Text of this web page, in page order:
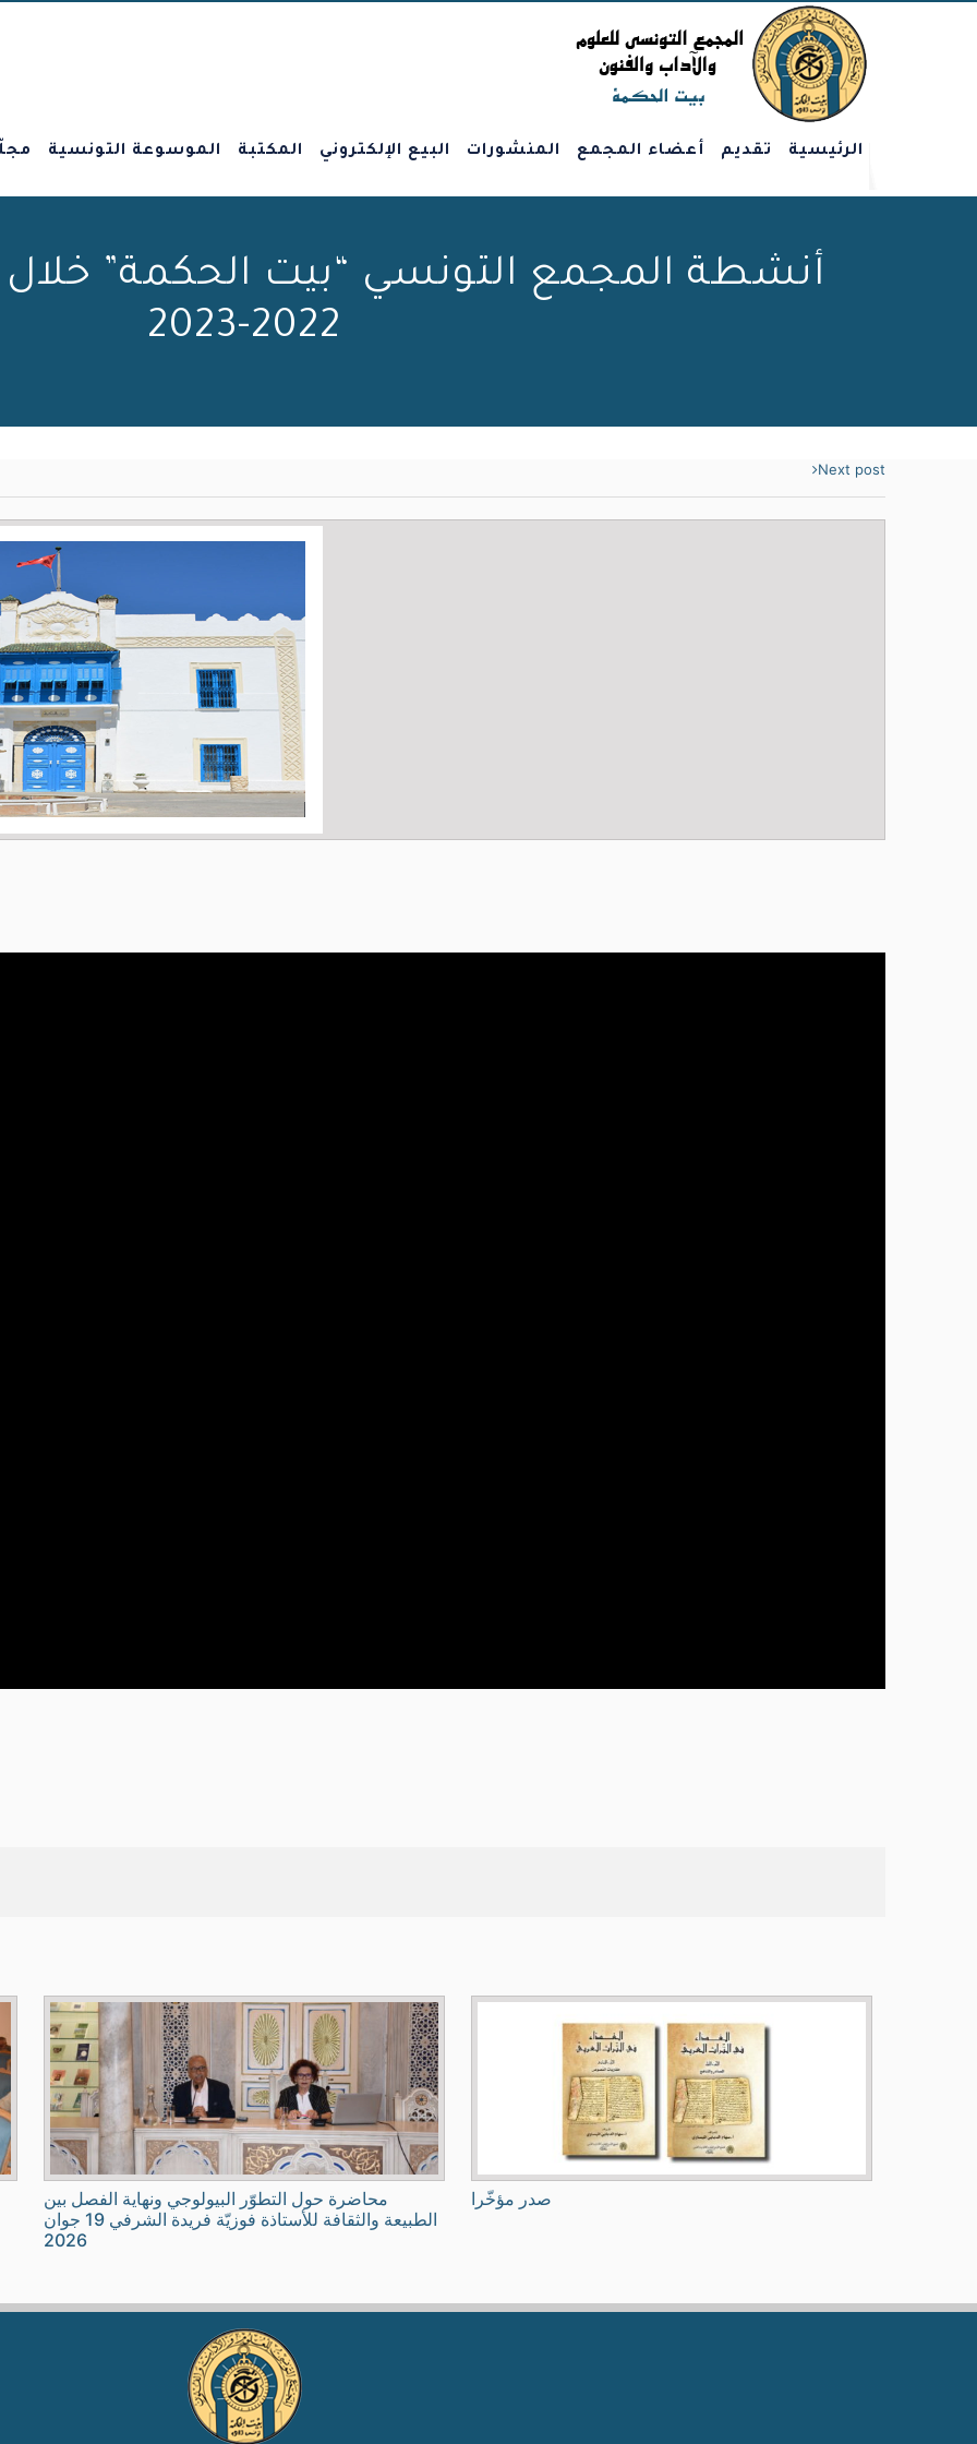
الرئيسية تقديم أعضاء المجمع المنشورات البيع الإلكتروني المكتبة الموسوعة التونسية
أنشطة المجمع التونسي “بيت الحكمة” خلال
2022-2023
Next post
صدر مؤخّرا
محاضرة حول التطوّر البيولوجي ونهاية الفصل بين
الطبيعة والثقافة للأستاذة فوزيّة فريدة الشرفي 19 جوان
2026